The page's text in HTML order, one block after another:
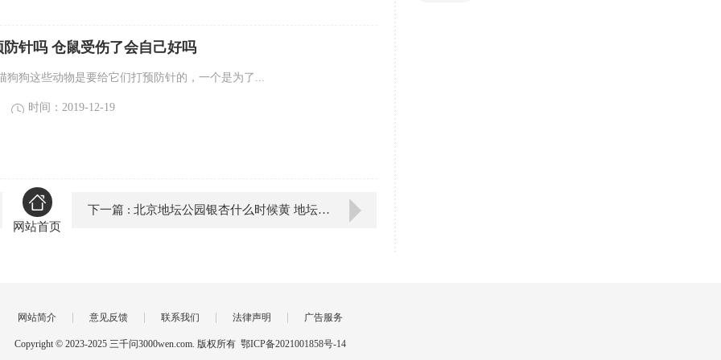
针吗 仓鼠受伤了会自己好吗
狗狗这些动物是要给它们打预防针的，一个是为了...
时间：2019-12-19
网站首页
下一篇 : 北京地坛公园银杏什么时候黄 地坛公园银杏大道怎么走
网站简介 | 意见反馈 | 联系我们 | 法律声明 | 广告服务
Copyright © 2023-2025 三千问3000wen.com. 版权所有 鄂ICP备2021001858号-14